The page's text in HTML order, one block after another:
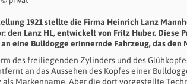
1921 stellte die Firma Heinrich Lanz
den Lanz HL, entwickelt von Fritz Huber. Diese
eine Bulldogge erinnernde Fahrzeug, das
des freiliegenden Zylinders und des
an das Aussehen des Kopfes einer
Markenname. Aber die dort vorgestellte